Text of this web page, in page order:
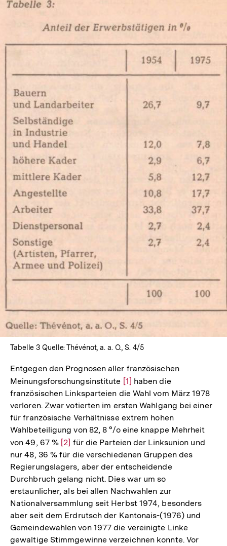
Tabelle 3 Quelle: Thévénot, a. a. O., S. 4/5
Entgegen den Prognosen aller französischen
Meinungsforschungsinstitute Zur
Auflösung
der
Fußnote
[1] haben die
französischen Linksparteien die Wahl vom März 1978
verloren. Zwar votierten im ersten Wahlgang bei einer
für französische Verhältnisse extrem hohen
Wahlbeteiligung von 82, 8 °/o eine knappe Mehrheit
von 49, 67 % Zur
Auflösung
der
Fußnote
[2] für die Parteien der Linksunion und
nur 48, 36 % für die verschiedenen Gruppen des
Regierungslagers, aber der entscheidende
Durchbruch gelang nicht. Dies war um so
erstaunlicher, als bei allen Nachwahlen zur
Nationalversammlung seit Herbst 1974, besonders
aber seit dem Erdrutsch der Kantonais-(1976) und
Gemeindewahlen von 1977 die vereinigte Linke
gewaltige Stimmgewinne verzeichnen konnte. Vor